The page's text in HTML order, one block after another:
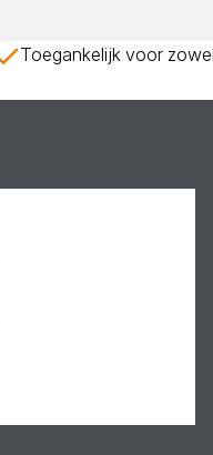
Toegankelijk voor